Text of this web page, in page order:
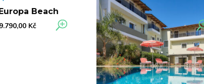
Beach
Kč